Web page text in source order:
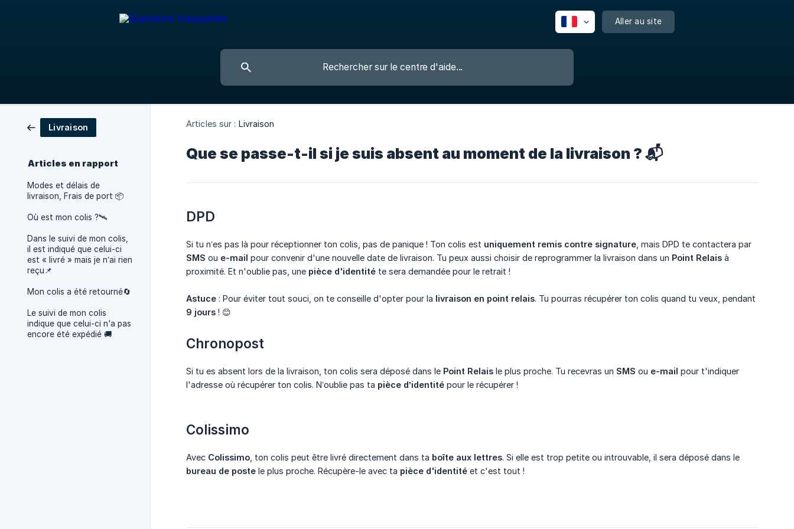
Aller au site
Livraison
Articles en rapport
Modes et délais de
livraison, Frais de port 📦
Où est mon colis ?🛰️
Dans le suivi de mon colis,
il est indiqué que celui-ci
est « livré » mais je n’ai rien
reçu📌
Mon colis a été retourné🔄
Le suivi de mon colis
indique que celui-ci n'a pas
encore été expédié 🚚
Articles sur : Livraison
Que se passe-t-il si je suis absent au moment de la livraison ? 📬
DPD
Si tu n’es pas là pour réceptionner ton colis, pas de panique ! Ton colis est uniquement remis contre signature , mais DPD te contactera par
SMS ou e-mail pour convenir d'une nouvelle date de livraison. Tu peux aussi choisir de reprogrammer la livraison dans un Point Relais à
proximité. Et n'oublie pas, une pièce d'identité te sera demandée pour le retrait !
Astuce : Pour éviter tout souci, on te conseille d'opter pour la livraison en point relais. Tu pourras récupérer ton colis quand tu veux, pendant
9 jours ! 😊
Chronopost
Si tu es absent lors de la livraison, ton colis sera déposé dans le Point Relais le plus proche. Tu recevras un SMS ou e-mail pour t'indiquer
l'adresse où récupérer ton colis. N’oublie pas ta pièce d’identité pour le récupérer !
Colissimo
Avec Colissimo , ton colis peut être livré directement dans ta boîte aux lettres. Si elle est trop petite ou introuvable, il sera déposé dans le
bureau de poste le plus proche. Récupère-le avec ta pièce d'identité et c'est tout !